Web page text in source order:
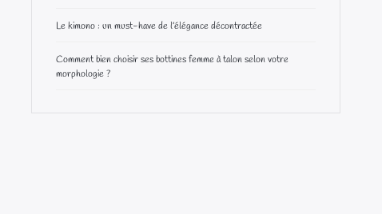
Le kimono : un must-have de l’élégance décontractée
Comment bien choisir ses bottines femme à talon selon votre
morphologie ?